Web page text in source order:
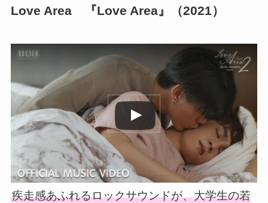
Love Area 『Love Area』（2021）
この動画を YouTube で視聴
疾走感あふれるロックサウンドが、大学生の若